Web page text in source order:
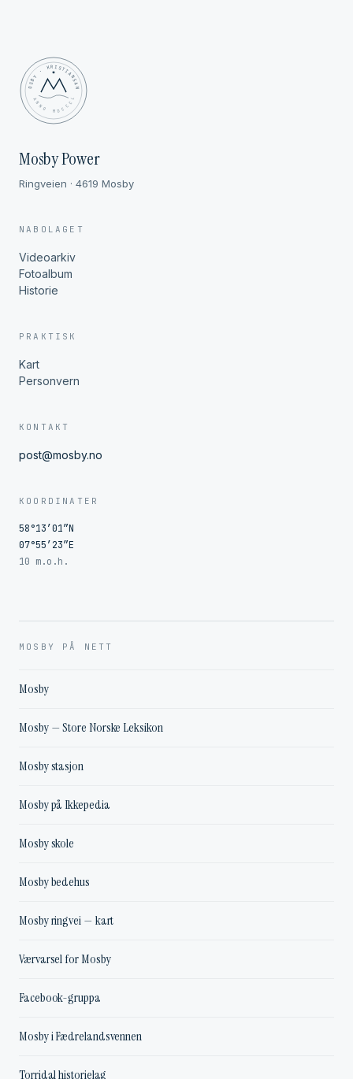
MOSBY · KRISTIANSAND
✦ ANNO MDCCCL ✦
Mosby Power
Ringveien · 4619 Mosby
NABOLAGET
Videoarkiv
Fotoalbum
Historie
PRAKTISK
Kart
Personvern
KONTAKT
post@mosby.no
KOORDINATER
58°13′01″N
07°55′23″E
10 m.o.h.
MOSBY PÅ NETT
Mosby
Mosby — Store Norske Leksikon
Mosby stasjon
Mosby på Ikkepedia
Mosby skole
Mosby bedehus
Mosby ringvei — kart
Værvarsel for Mosby
Facebook-gruppa
Mosby i Fædrelandsvennen
Torridal historielag